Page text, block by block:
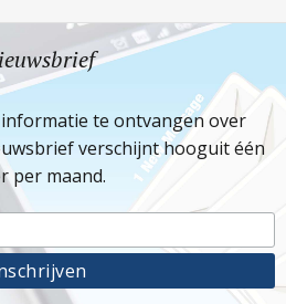
te ontvangen over
verschijnt hooguit één
per maand.